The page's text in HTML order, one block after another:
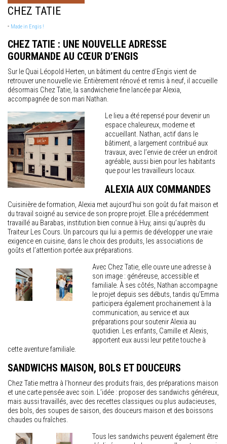
CHEZ TATIE
- Made in Engis !
CHEZ TATIE : UNE NOUVELLE ADRESSE
GOURMANDE AU CŒUR D’ENGIS
Sur le Quai Léopold Herten, un bâtiment du centre d’Engis vient de
retrouver une nouvelle vie. Entièrement rénové et remis à neuf, il accueille
désormais Chez Tatie, la sandwicherie fine lancée par Alexia,
accompagnée de son mari Nathan.
Le lieu a été repensé pour devenir un
espace chaleureux, moderne et
accueillant. Nathan, actif dans le
bâtiment, a largement contribué aux
travaux, avec l’envie de créer un endroit
agréable, aussi bien pour les habitants
que pour les travailleurs locaux.
ALEXIA AUX COMMANDES
Cuisinière de formation, Alexia met aujourd’hui son goût du fait maison et
du travail soigné au service de son propre projet. Elle a précédemment
travaillé au Barabas, institution bien connue à Huy, ainsi qu’auprès du
Traiteur Les Cours. Un parcours qui lui a permis de développer une vraie
exigence en cuisine, dans le choix des produits, les associations de
goûts et l’attention portée aux préparations.
Avec Chez Tatie, elle ouvre une adresse à
son image : généreuse, accessible et
familiale. À ses côtés, Nathan accompagne
le projet depuis ses débuts, tandis qu’Emma
participera également prochainement à la
communication, au service et aux
préparations pour soutenir Alexia au
quotidien. Les enfants, Camille et Alexis,
apportent eux aussi leur petite touche à
cette aventure familiale.
SANDWICHS MAISON, BOLS ET DOUCEURS
Chez Tatie mettra à l’honneur des produits frais, des préparations maison
et une carte pensée avec soin. L’idée : proposer des sandwichs généreux,
mais aussi travaillés, avec des recettes classiques ou plus audacieuses,
des bols, des soupes de saison, des douceurs maison et des boissons
chaudes ou fraîches.
Tous les sandwichs peuvent également être